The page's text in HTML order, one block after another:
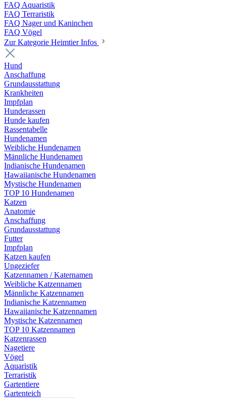
FAQ Aquaristik
FAQ Terraristik
FAQ Nager und Kaninchen
FAQ Vögel
Zur Kategorie Heimtier Infos
Hund
Anschaffung
Grundausstattung
Krankheiten
Impfplan
Hunderassen
Hunde kaufen
Rassentabelle
Hundenamen
Weibliche Hundenamen
Männliche Hundenamen
Indianische Hundenamen
Hawaiianische Hundenamen
Mystische Hundenamen
TOP 10 Hundenamen
Katzen
Anatomie
Anschaffung
Grundausstattung
Futter
Impfplan
Katzen kaufen
Ungeziefer
Katzennamen / Katernamen
Weibliche Katzennamen
Männliche Katzennamen
Indianische Katzennamen
Hawaiianische Katzennamen
Mystische Katzennamen
TOP 10 Katzennamen
Katzenrassen
Nagetiere
Vögel
Aquaristik
Terraristik
Gartentiere
Gartenteich